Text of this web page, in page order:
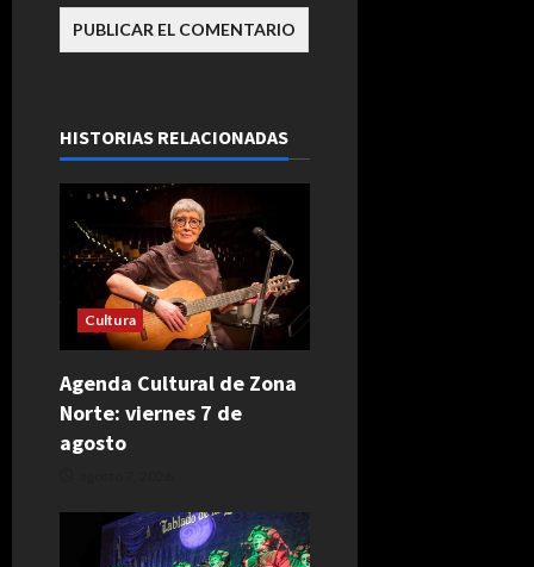
HISTORIAS RELACIONADAS
Cultura
Agenda Cultural de Zona
Norte: viernes 7 de
agosto